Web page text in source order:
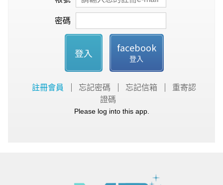
密碼
登入 facebook
登入
註冊會員 忘記密碼 忘記信箱
重寄認
證碼
Please log into this app.